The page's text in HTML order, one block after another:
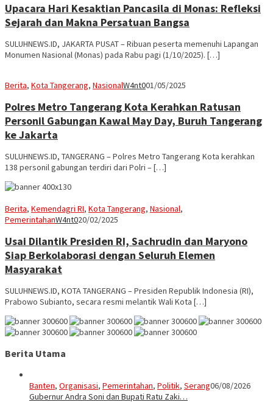
Upacara Hari Kesaktian Pancasila di Monas: Refleksi
Sejarah dan Makna Persatuan Bangsa
SULUHNEWS.ID, JAKARTA PUSAT – Ribuan peserta memenuhi Lapangan
Monumen Nasional (Monas) pada Rabu pagi (1/10/2025). […]
Berita, Kota Tangerang, NasionalW4nt001/05/2025
Polres Metro Tangerang Kota Kerahkan Ratusan
Personil Gabungan Kawal May Day, Buruh Tangerang
ke Jakarta
SULUHNEWS.ID, TANGERANG – Polres Metro Tangerang Kota kerahkan
138 personil gabungan terdiri dari Polri – […]
Berita, Kemendagri RI, Kota Tangerang, Nasional,
PemerintahanW4nt020/02/2025
Usai Dilantik Presiden RI, Sachrudin dan Maryono
Siap Berkolaborasi dengan Seluruh Elemen
Masyarakat
SULUHNEWS.ID, KOTA TANGERANG – Presiden Republik Indonesia (RI),
Prabowo Subianto, secara resmi melantik Wali Kota […]
Berita Utama
Banten, Organisasi, Pemerintahan, Politik, Serang06/08/2026
Gubernur Andra Soni dan Bupati Ratu Zaki…